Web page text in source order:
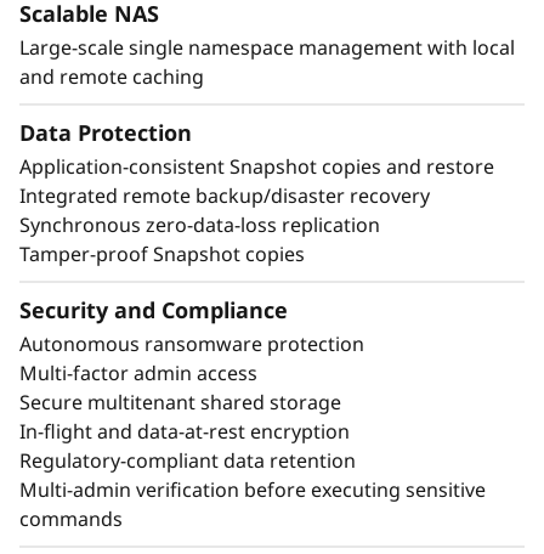
Scalable NAS
Large-scale single namespace management with local
and remote caching
Data Protection
Application-consistent Snapshot copies and restore
Integrated remote backup/disaster recovery
Synchronous zero-data-loss replication
Tamper-proof Snapshot copies
Security and Compliance
Autonomous ransomware protection
Multi-factor admin access
Secure multitenant shared storage
In-flight and data-at-rest encryption
Regulatory-compliant data retention
Multi-admin verification before executing sensitive
commands